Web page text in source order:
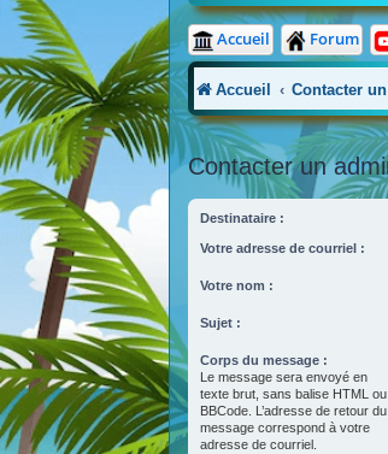
Accueil Forum
Accueil Contacter
Contacter un
Destinataire :
Votre adresse de courriel :
Votre nom :
Sujet :
Corps du message :
Le message sera envoyé en
texte brut, sans balise HTML ou
BBCode. L’adresse de retour du
message correspond à votre
adresse de courriel.